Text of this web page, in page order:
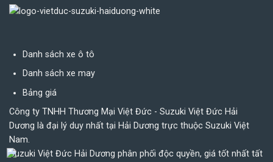
Danh sách xe ô tô
Danh sách xe may
Bảng giá
Công ty TNHH Thương Mại Việt Đức - Suzuki Việt Đức Hải
Dương là đại lý duy nhất tại Hải Dương trực thuộc Suzuki Việt
Nam.
Suzuki Việt Đức Hải Dương phân phối độc quyền, giá tốt nhất tất